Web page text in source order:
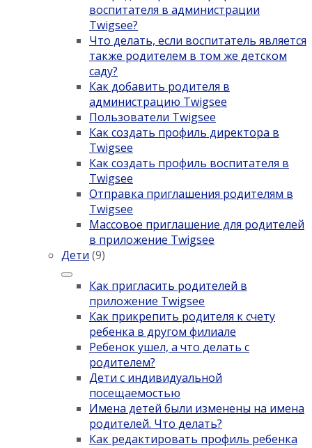
воспитателя в администрации
Twigsee?
Что делать, если воспитатель является
также родителем в том же детском
саду?
Как добавить родителя в
администрацию Twigsee
Пользователи Twigsee
Как создать профиль директора в
Twigsee
Как создать профиль воспитателя в
Twigsee
Отправка приглашения родителям в
Twigsee
Массовое приглашение для родителей
в приложение Twigsee
Дети (9)
Как пригласить родителей в
приложение Twigsee
Как прикрепить родителя к счету
ребенка в другом филиале
Ребенок ушел, а что делать с
родителем?
Дети с индивидуальной
посещаемостью
Имена детей были изменены на имена
родителей. Что делать?
Как редактировать профиль ребенка